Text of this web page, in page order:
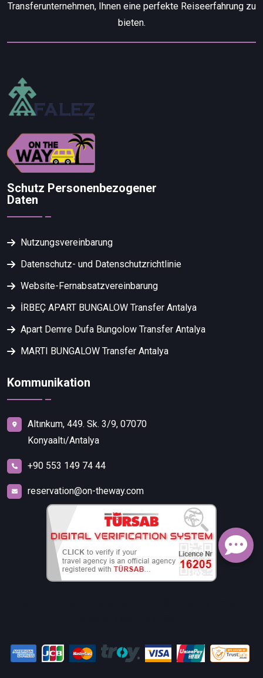
Transferunternehmen, Ihnen eine perfekte Reiseerfahrung zu
bieten.
Schutz Personenbezogener
Daten
Nutzungsvereinbarung
Datenschutz- und Datenschutzrichtlinie
Website-Fernabsatzvereinbarung
İRBEÇ APART BUNGALOW Transfer Antalya
Apart Demre Dufa Bungolow Transfer Antalya
MARTI BUNGALOW Transfer Antalya
Kommunikation
Altınkum, 449. Sk. 3/9, 07070
Konyaaltı/Antalya
+90 553 149 74 44
reservation@on-theway.com